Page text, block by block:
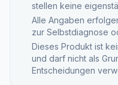
stellen keine
Alle Angaben
zur Selbstdiagnose
Dieses Produkt ist
und darf nicht als
Entscheidungen